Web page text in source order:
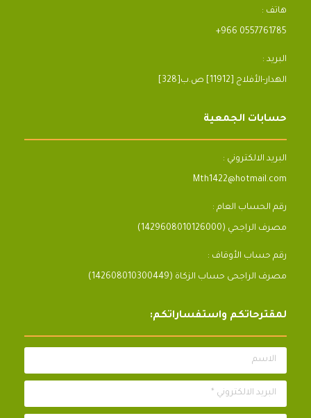
هاتف :
+966 0557761785
البريد :
[328]الهدار-الأفلاج [11912] ص.ب
حسابات الجمعية
البريد الالكتروني :
Mth1422@hotmail.com
رقم الحساب العام :
مصرف الراجحي (1429608010126000)
رقم حساب الأوقاف :
مصرف الراجحى حساب الزكاة (142608010300449)
لمقترحاتكم واستفساراتكم:
الاسم
البريد الالكتروني *